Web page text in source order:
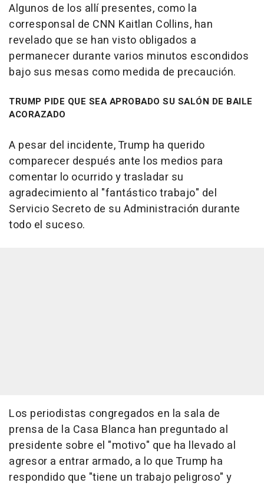
Algunos de los allí presentes, como la
corresponsal de CNN Kaitlan Collins, han
revelado que se han visto obligados a
permanecer durante varios minutos escondidos
bajo sus mesas como medida de precaución.
TRUMP PIDE QUE SEA APROBADO SU SALÓN DE BAILE
ACORAZADO
A pesar del incidente, Trump ha querido
comparecer después ante los medios para
comentar lo ocurrido y trasladar su
agradecimiento al "fantástico trabajo" del
Servicio Secreto de su Administración durante
todo el suceso.
Los periodistas congregados en la sala de
prensa de la Casa Blanca han preguntado al
presidente sobre el "motivo" que ha llevado al
agresor a entrar armado, a lo que Trump ha
respondido que "tiene un trabajo peligroso" y